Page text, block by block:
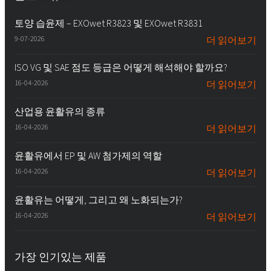
토양 습윤제 – EXOwet R3823 및 EXOwet R3831
9-07-2026 더 읽어보기
ISO VG 및 SAE 점도 등급은 어떻게 해석해야 할까요?
16-04-2026 더 읽어보기
산업용 윤활유의 종류
16-04-2026 더 읽어보기
윤활유에서 EP 및 AW 첨가제의 역할
16-04-2026 더 읽어보기
윤활유는 어떻게, 그리고 왜 노화되는가?
16-04-2026 더 읽어보기
가장 인기있는 제품